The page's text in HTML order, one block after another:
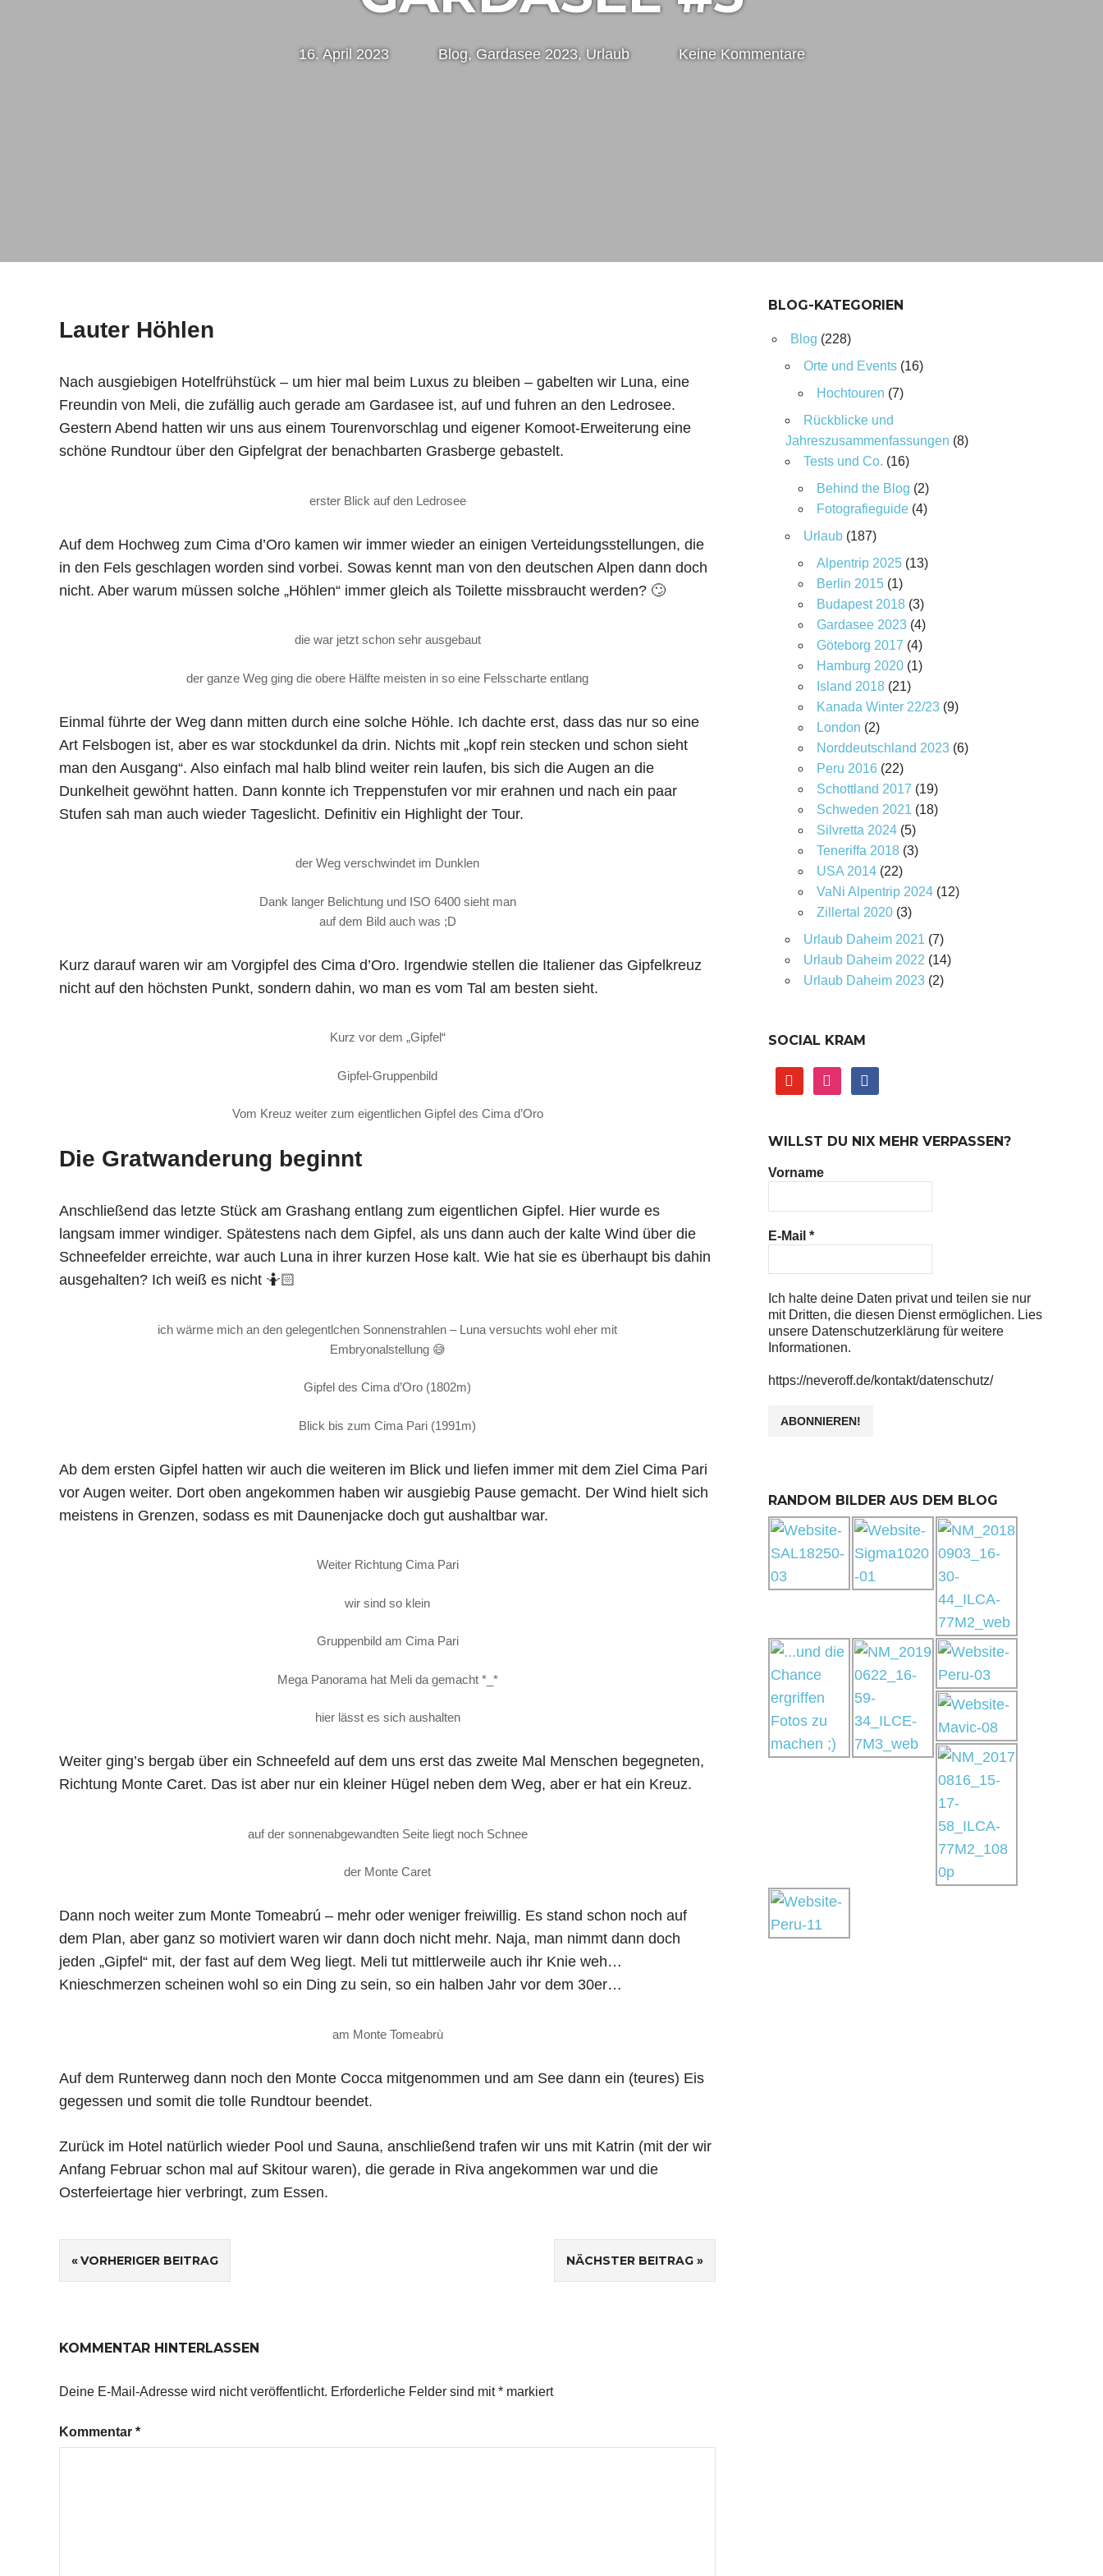
16. April 2023 Nico
Blog,Gardasee 2023, Urlaub Keine Kommentare
Lauter Höhlen
Nach ausgiebigen Hotelfrühstück – um hier mal beim Luxus zu bleiben – gabelten wir Luna, eine
Freundin von Meli, die zufällig auch gerade am Gardasee ist, auf und fuhren an den Ledrosee.
Gestern Abend hatten wir uns aus einem Tourenvorschlag und eigener Komoot-Erweiterung eine
schöne Rundtour über den Gipfelgrat der benachbarten Grasberge gebastelt.
erster Blick auf den Ledrosee
Auf dem Hochweg zum Cima d’Oro kamen wir immer wieder an einigen Verteidungsstellungen, die
in den Fels geschlagen worden sind vorbei. Sowas kennt man von den deutschen Alpen dann doch
nicht. Aber warum müssen solche „Höhlen“ immer gleich als Toilette missbraucht werden? 🙄
die war jetzt schon sehr ausgebaut
der ganze Weg ging die obere Hälfte meisten in so eine Felsscharte entlang
Einmal führte der Weg dann mitten durch eine solche Höhle. Ich dachte erst, dass das nur so eine
Art Felsbogen ist, aber es war stockdunkel da drin. Nichts mit „kopf rein stecken und schon sieht
man den Ausgang“. Also einfach mal halb blind weiter rein laufen, bis sich die Augen an die
Dunkelheit gewöhnt hatten. Dann konnte ich Treppenstufen vor mir erahnen und nach ein paar
Stufen sah man auch wieder Tageslicht. Definitiv ein Highlight der Tour.
der Weg verschwindet im Dunklen
Dank langer Belichtung und ISO 6400 sieht man
auf dem Bild auch was ;D
Kurz darauf waren wir am Vorgipfel des Cima d’Oro. Irgendwie stellen die Italiener das Gipfelkreuz
nicht auf den höchsten Punkt, sondern dahin, wo man es vom Tal am besten sieht.
Kurz vor dem „Gipfel“
Gipfel-Gruppenbild
Vom Kreuz weiter zum eigentlichen Gipfel des Cima d’Oro
Die Gratwanderung beginnt
Anschließend das letzte Stück am Grashang entlang zum eigentlichen Gipfel. Hier wurde es
langsam immer windiger. Spätestens nach dem Gipfel, als uns dann auch der kalte Wind über die
Schneefelder erreichte, war auch Luna in ihrer kurzen Hose kalt. Wie hat sie es überhaupt bis dahin
ausgehalten? Ich weiß es nicht 🤷🏻
ich wärme mich an den gelegentlchen Sonnenstrahlen – Luna versuchts wohl eher mit
Embryonalstellung 😅
Gipfel des Cima d’Oro (1802m)
Blick bis zum Cima Pari (1991m)
Ab dem ersten Gipfel hatten wir auch die weiteren im Blick und liefen immer mit dem Ziel Cima Pari
vor Augen weiter. Dort oben angekommen haben wir ausgiebig Pause gemacht. Der Wind hielt sich
meistens in Grenzen, sodass es mit Daunenjacke doch gut aushaltbar war.
Weiter Richtung Cima Pari
wir sind so klein
Gruppenbild am Cima Pari
Mega Panorama hat Meli da gemacht *_*
hier lässt es sich aushalten
Weiter ging’s bergab über ein Schneefeld auf dem uns erst das zweite Mal Menschen begegneten,
Richtung Monte Caret. Das ist aber nur ein kleiner Hügel neben dem Weg, aber er hat ein Kreuz.
auf der sonnenabgewandten Seite liegt noch Schnee
der Monte Caret
Dann noch weiter zum Monte Tomeabrú – mehr oder weniger freiwillig. Es stand schon noch auf
dem Plan, aber ganz so motiviert waren wir dann doch nicht mehr. Naja, man nimmt dann doch
jeden „Gipfel“ mit, der fast auf dem Weg liegt. Meli tut mittlerweile auch ihr Knie weh…
Knieschmerzen scheinen wohl so ein Ding zu sein, so ein halben Jahr vor dem 30er…
am Monte Tomeabrù
Auf dem Runterweg dann noch den Monte Cocca mitgenommen und am See dann ein (teures) Eis
gegessen und somit die tolle Rundtour beendet.
Zurück im Hotel natürlich wieder Pool und Sauna, anschließend trafen wir uns mit Katrin (mit der wir
Anfang Februar schon mal auf Skitour waren), die gerade in Riva angekommen war und die
Osterfeiertage hier verbringt, zum Essen.
Beitragsnavigation
VORHERIGER BEITRAG NÄCHSTER BEITRAG
KOMMENTAR HINTERLASSEN
Deine E-Mail-Adresse wird nicht veröffentlicht. Erforderliche Felder sind mit* markiert
Kommentar *
BLOG-KATEGORIEN
Blog (228)
Orte und Events(16)
Hochtouren (7)
Rückblicke und
Jahreszusammenfassungen (8)
Tests und Co. (16)
Behind the Blog (2)
Fotografieguide(4)
Urlaub(187)
Alpentrip 2025(13)
Berlin 2015(1)
Budapest 2018(3)
Gardasee 2023(4)
Göteborg 2017 (4)
Hamburg 2020(1)
Island 2018(21)
Kanada Winter 22/23(9)
London (2)
Norddeutschland 2023(6)
Peru 2016(22)
Schottland 2017 (19)
Schweden 2021 (18)
Silvretta 2024(5)
Teneriffa 2018(3)
USA 2014(22)
VaNi Alpentrip 2024(12)
Zillertal 2020(3)
Urlaub Daheim 2021 (7)
Urlaub Daheim 2022 (14)
Urlaub Daheim 2023(2)
SOCIAL KRAM
youtube instagramfacebook
WILLST DU NIX MEHR VERPASSEN?
Vorname
E-Mail *
Ich halte deine Daten privat und teilen sie nur
mit Dritten, die diesen Dienst ermöglichen. Lies
unsere Datenschutzerklärung für weitere
Informationen.
https://neveroff.de/kontakt/datenschutz/
RANDOM BILDER AUS DEM BLOG